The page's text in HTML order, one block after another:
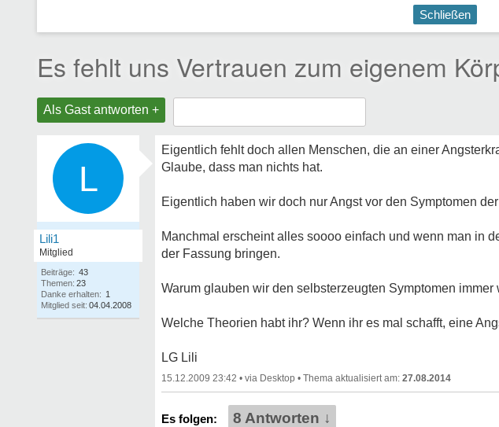
Schließen
Es fehlt uns Vertrauen zum eigenem
Als Gast antworten +
L
Lili1
Mitglied
Beiträge: 43
Themen: 23
Danke erhalten: 1
Mitglied seit: 04.04.2008
Eigentlich fehlt doch allen Menschen, die an einer
Glaube, dass man nichts hat.
Eigentlich haben wir doch nur Angst vor den Symptomen
Manchmal erscheint alles soooo einfach und wenn man in
der Fassung bringen.
Warum glauben wir den selbsterzeugten Symptomen
Welche Theorien habt ihr? Wenn ihr es mal schafft, eine
LG Lili
15.12.2009 23:42 • • 27.08.2014
8 Antworten ↓